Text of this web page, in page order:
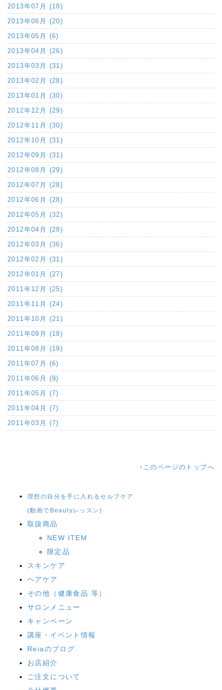
2013年07月 (18)
2013年06月 (20)
2013年05月 (6)
2013年04月 (26)
2013年03月 (31)
2013年02月 (28)
2013年01月 (30)
2012年12月 (29)
2012年11月 (30)
2012年10月 (31)
2012年09月 (31)
2012年08月 (29)
2012年07月 (28)
2012年06月 (28)
2012年05月 (32)
2012年04月 (28)
2012年03月 (36)
2012年02月 (31)
2012年01月 (27)
2011年12月 (25)
2011年11月 (24)
2011年10月 (21)
2011年09月 (18)
2011年08月 (19)
2011年07月 (6)
2011年06月 (9)
2011年05月 (7)
2011年04月 (7)
2011年03月 (7)
↑このページのトップへ
理想の自分を手に入れるセルフケア
(動画でBeautyレッスン)
取扱商品
NEW ITEM
限定品
スキンケア
ヘアケア
その他（健康食品 等）
サロンメニュー
キャンペーン
講座・イベント情報
Reiaのブログ
お店紹介
ご注文について